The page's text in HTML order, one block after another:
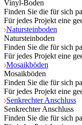
Vinyl-Boden
Finden Sie die für sich
Für jedes Projekt eine
Natursteinboden
Natursteinboden
Finden Sie die für sich
Für jedes Projekt eine
Mosaikböden
Mosaikböden
Finden Sie die für sich
Für jedes Projekt eine
Senkrechter Anschluss
Senkrechter Anschluss
Finden Sie die für sich